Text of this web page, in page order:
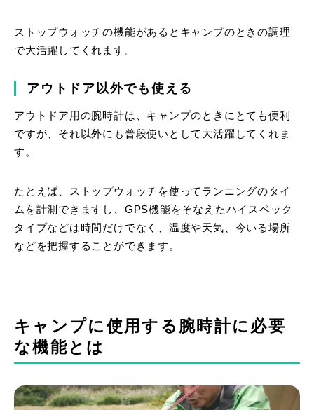
ストップウォッチの機能があるとキャンプのときの調理
で大活躍してくれます。
アウトドア以外でも使える
アウトドア用の腕時計は、キャンプのときにとても便利
ですが、それ以外にも普段使いとして大活躍してくれま
す。
たとえば、ストップウォッチを使ってランニングのタイ
ムを計測できますし、GPS機能をそなえたハイスペック
タイプなどは時間だけでなく、温度や天気、今いる場所
などを把握することができます。
キャンプに使用する腕時計に必要
な機能とは